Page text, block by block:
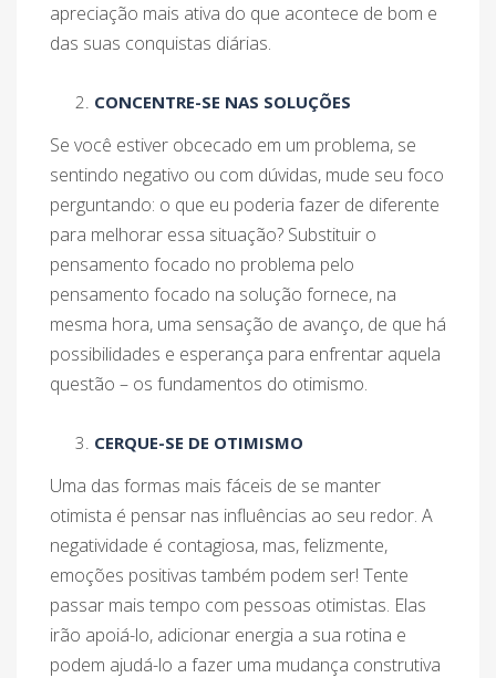
apreciação mais ativa do que acontece de bom e
das suas conquistas diárias.
CONCENTRE-SE NAS SOLUÇÕES
Se você estiver obcecado em um problema, se
sentindo negativo ou com dúvidas, mude seu foco
perguntando: o que eu poderia fazer de diferente
para melhorar essa situação? Substituir o
pensamento focado no problema pelo
pensamento focado na solução fornece, na
mesma hora, uma sensação de avanço, de que há
possibilidades e esperança para enfrentar aquela
questão – os fundamentos do otimismo.
CERQUE-SE DE OTIMISMO
Uma das formas mais fáceis de se manter
otimista é pensar nas influências ao seu redor. A
negatividade é contagiosa, mas, felizmente,
emoções positivas também podem ser! Tente
passar mais tempo com pessoas otimistas. Elas
irão apoiá-lo, adicionar energia a sua rotina e
podem ajudá-lo a fazer uma mudança construtiva